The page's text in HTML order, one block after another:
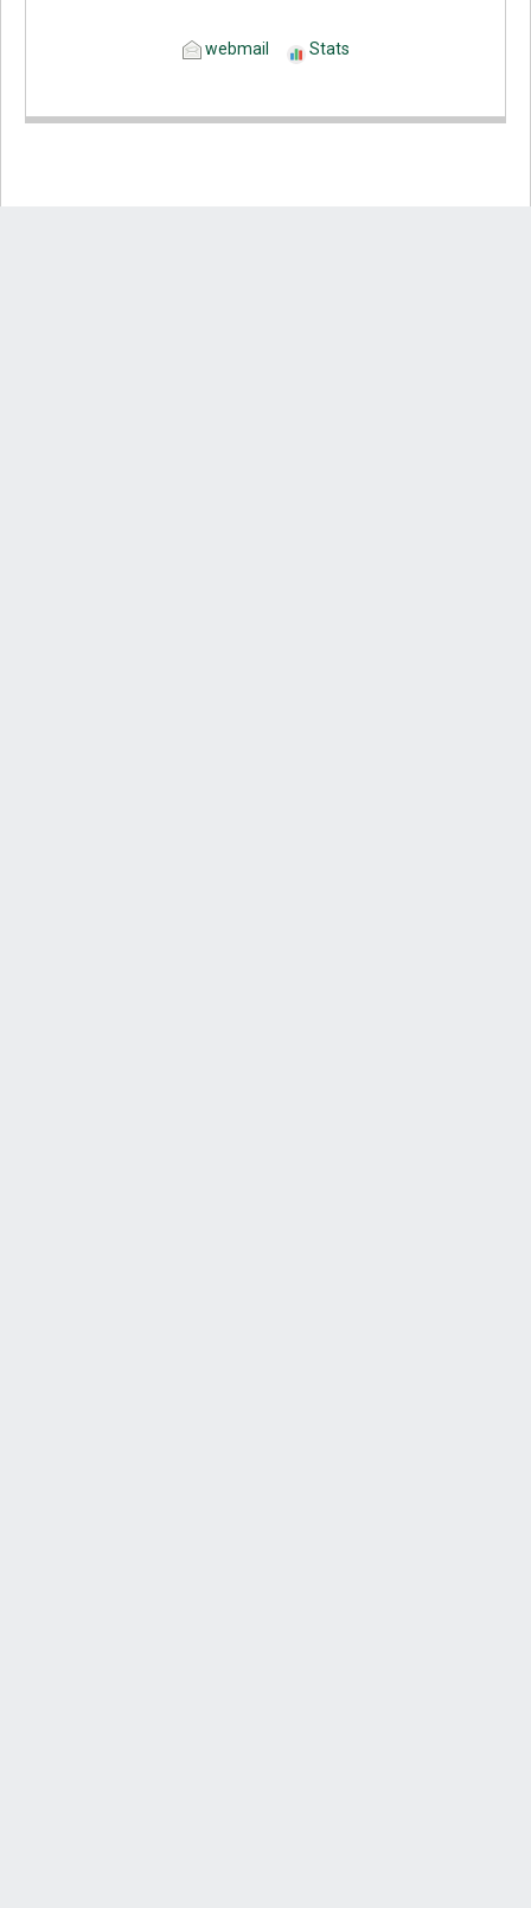
webmail Stats